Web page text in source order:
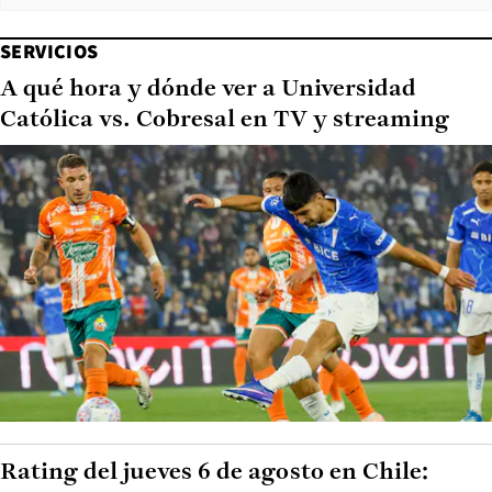
SERVICIOS
A qué hora y dónde ver a Universidad
Católica vs. Cobresal en TV y streaming
Rating del jueves 6 de agosto en Chile: